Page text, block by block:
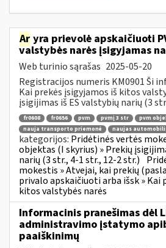
Ar yra prievolė apskaičiuoti
valstybės narės įsigyjamas
Web turinio sąrašas 2025-05-20
Registracijos numeris KM0901 Ši
Kai prekės įsigyjamos iš kitos
įsigijimas iš ES valstybių narių (3
fr0608 fr0656 pvm pvmį 3 str pvm
nauja transporto priemonė
naujas
kategorijos: Pridėtinės vertės
objektas (I skyrius) » Prekių
narių (3 str., 4-1 str., 12-2 str.)
mokestis » Atvejai, kai prekių
privalo apskaičiuoti arba išsk » Kai
kitos valstybės narės
Informacinis pranešimas dėl
administravimo įstatymo
paaiškinimų